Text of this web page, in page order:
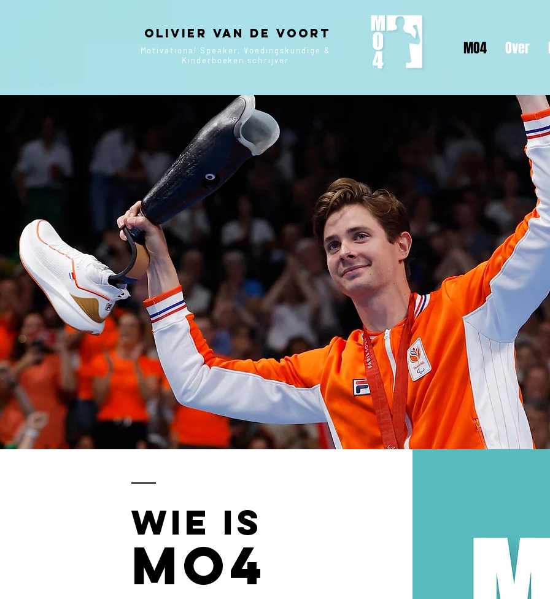
Olivier van de Voort
Motivational Speaker, Voedingskundige &
Kinderboeken schrijver
MO4 Over
Power your
Wie is
mo4